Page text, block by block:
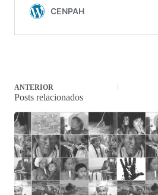
ANTERIOR
Posts relacionados